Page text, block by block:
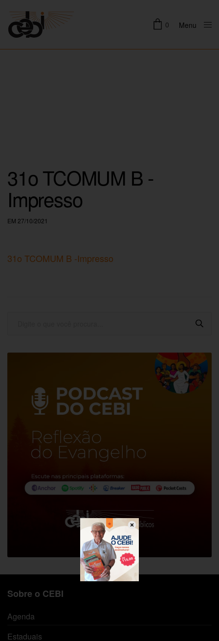
0 Menu
31o TCOMUM B -
Impresso
EM 27/10/2021
31o TCOMUM B -Impresso
Sobre o CEBI
Agenda
Estaduais